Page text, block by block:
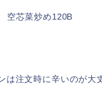
空芯菜炒め120B
は注文時に辛いのが大